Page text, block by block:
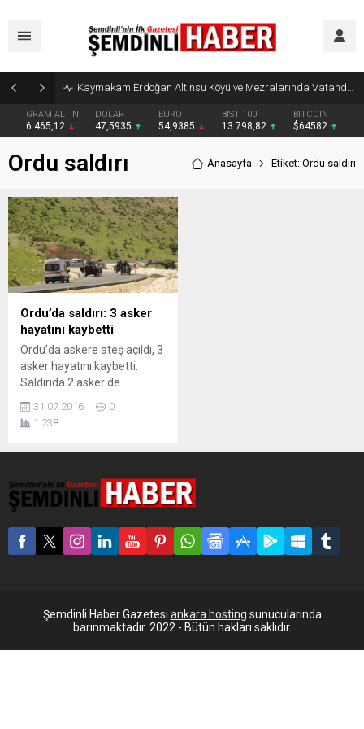
Kaymakam Erdoğan Altınsu Köyü ve Mezralarında Vatandaşlarla Buluştu
GRAM ALTIN
6.465,12
DOLAR
47,5935
EURO
54,9385
BIST 100
13.798,82
BITCOIN
$64582
Ordu saldırı Anasayfa Etiket: Ordu saldırı
Ordu’da saldırı: 3 asker
hayatını kaybetti
Ordu’da askere ateş açıldı, 3
asker hayatını kaybetti.
Saldırıda 2 asker de
Mesudiye’deki Topcam
Karakolu mevkisinde askere
Valisi İrfan Balkanlıoğlu,
ihbar üzerine operasyonel
faaliyet yürüten askerlerin
üzerine ormanlık alandan
ateş açıldığını bildirdi.
31.07.2016
0
1.238
Şemdinli Haber Gazetesi ankara hosting sunucularında
barınmaktadır. 2022 - Bütün hakları saklıdır.